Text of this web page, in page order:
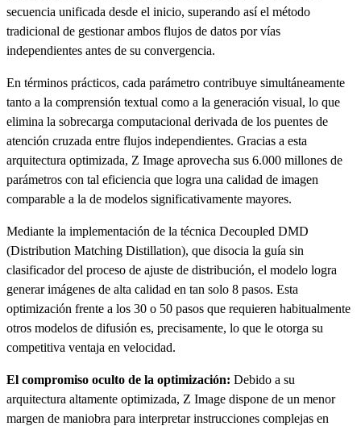
secuencia unificada desde el inicio, superando así el método
tradicional de gestionar ambos flujos de datos por vías
independientes antes de su convergencia.
En términos prácticos, cada parámetro contribuye simultáneamente
tanto a la comprensión textual como a la generación visual, lo que
elimina la sobrecarga computacional derivada de los puentes de
atención cruzada entre flujos independientes. Gracias a esta
arquitectura optimizada, Z Image aprovecha sus 6.000 millones de
parámetros con tal eficiencia que logra una calidad de imagen
comparable a la de modelos significativamente mayores.
Mediante la implementación de la técnica Decoupled DMD
(Distribution Matching Distillation), que disocia la guía sin
clasificador del proceso de ajuste de distribución, el modelo logra
generar imágenes de alta calidad en tan solo 8 pasos. Esta
optimización frente a los 30 o 50 pasos que requieren habitualmente
otros modelos de difusión es, precisamente, lo que le otorga su
competitiva ventaja en velocidad.
El compromiso oculto de la optimización: Debido a su
arquitectura altamente optimizada, Z Image dispone de un menor
margen de maniobra para interpretar instrucciones complejas en